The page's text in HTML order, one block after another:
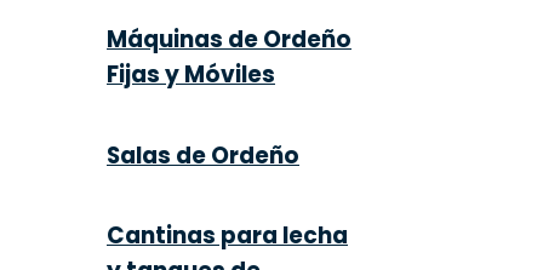
Máquinas de Ordeño
Fijas y Móviles
Salas de Ordeño
Cantinas para lecha